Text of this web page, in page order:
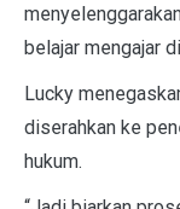
belajar mengajar
Lucky
diserahkan ke
hukum.